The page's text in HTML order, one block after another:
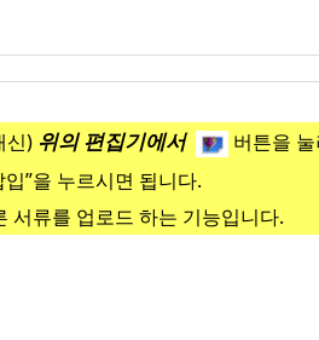
신) 위의 편집기에서
버튼을
”을 누르시면 됩니다.
서류를 업로드 하는 기능입니다.